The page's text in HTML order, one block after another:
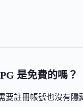
是免費的嗎？
要註冊帳號也沒有隱